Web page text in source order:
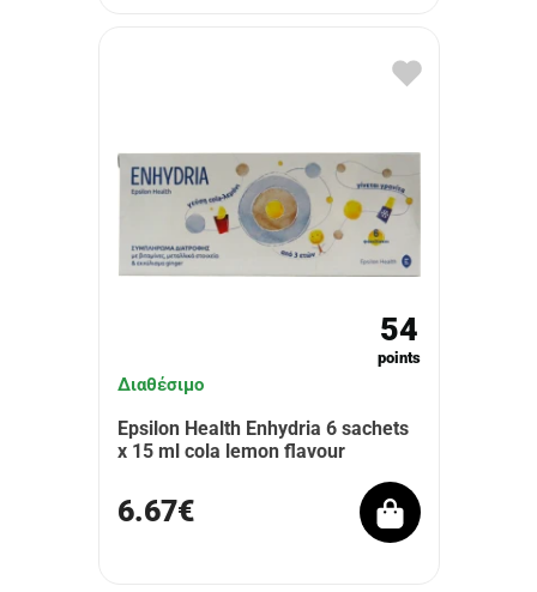
54
points
Διαθέσιμο
Epsilon Health Enhydria 6 sachets
x 15 ml cola lemon flavour
6.67€